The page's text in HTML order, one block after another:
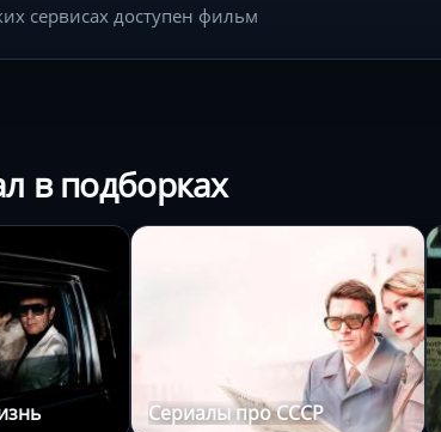
сервисах доступен фильм
в подборках
Сериалы про СССР